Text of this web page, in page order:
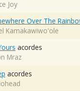
Joy
Over The
Kamakawiwo'ole
acordes
Mraz
acordes